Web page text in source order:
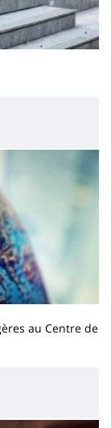
au Centre de